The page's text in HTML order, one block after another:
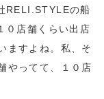
RELI.STYLEの船
０店舗くらい出店
ますよね。私、そ
やってて、１０店